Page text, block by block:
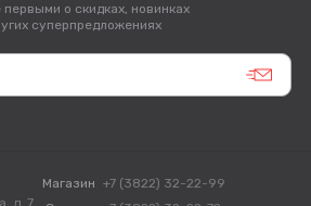
первыми о скидках, новинках
суперпредложениях
д. 7
Магазин +7 (3822) 32-22-99